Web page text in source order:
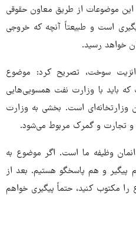
موضوعات از طریق معاون حقوقی
است و طبیعتاً آنچه که خروجی
خواهد رسید.
سوخت، تصریح کرد: موضوع
باید با وزارت نفت همسویی‌هایی
وزارتخانه‌ای است. بخشی به وزارت
تجارت و گمرک مربوط می‌شود.
وظیفه ما است. اگر موضوع به
و هم پاسخگو هستیم. بعد از
مکتوب کنید، حتماً پیگیری خواهم